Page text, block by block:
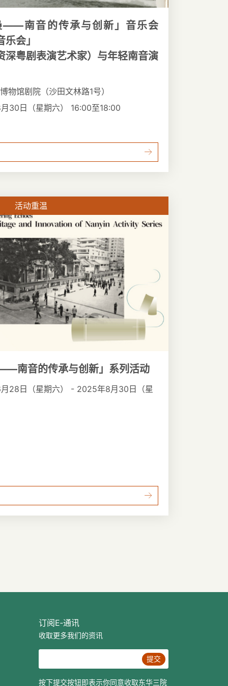
南音的传承与创新」音乐会
会」
深粤剧表演艺术家）与年轻南音演
物馆剧院（沙田文林路1号）
30日（星期六） 16:00至18:00
活动重温
南音的传承与创新」系列活动
28日（星期六） - 2025年8月30日（星
订阅E‐通讯
收取更多我们的资讯
提交
按下提交按钮即表示你同意收取东华三院